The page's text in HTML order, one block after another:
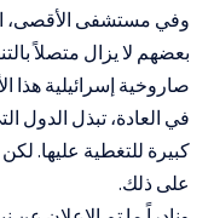
وفي مستشفى الأقصى،
بعضهم لا يزال متصلاً
صاروخية إسرائيلية هذا
في العادة، تبذل الدول
كبيرة للتغطية عليها.
على ذلك.